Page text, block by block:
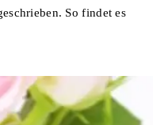
So findet es